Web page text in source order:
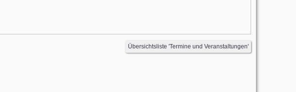
Übersichtsliste 'Termine und Veranstaltungen'